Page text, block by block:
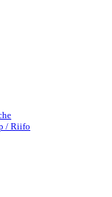
/ Riifo